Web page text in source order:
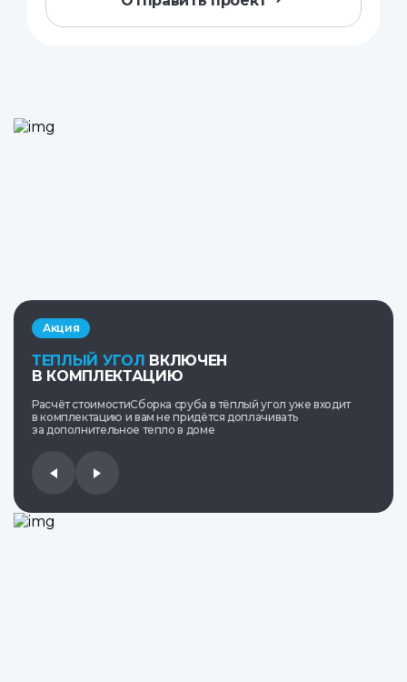
Акция
ТЕПЛЫЙ УГОЛ ВКЛЮЧЕН
В КОМПЛЕКТАЦИЮ
Расчёт стоимостиСборка сруба в тёплый угол уже входит
в комплектацию и вам не придётся доплачивать
за дополнительное тепло в доме